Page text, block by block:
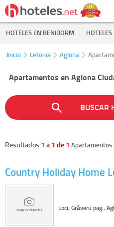
HOTELES EN BENIDORM
Inicio Letonia Aglona
Apartamentos en Aglona
BUSCAR
Resultados 1 a 1 de 1 Apartamentos
Country Holiday Home
Loci, Grāveru pag.,